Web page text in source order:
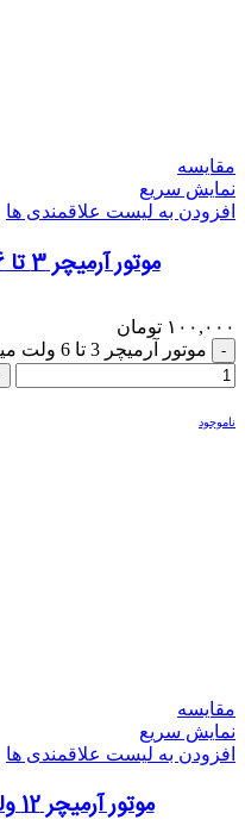
مقایسه
نمایش سریع
افزودن به لیست علاقمندی ها
موتور آرمیچر 3 تا 6 ولت مینیاتوری 0.1آمپر
۱۰۰,۰۰۰ تومان
موتور آرمیچر 3 تا 6 ولت مینیاتوری 0.1آمپر عدد
ناموجود
مقایسه
نمایش سریع
افزودن به لیست علاقمندی ها
موتور آرمیچر 12 ولت Epson-J30H072